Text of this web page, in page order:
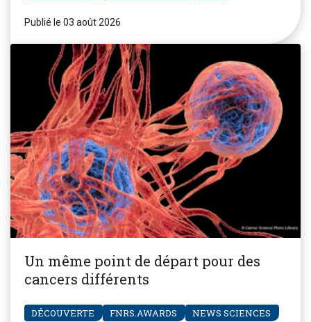
Publié le 03 août 2026
Un même point de départ pour des
cancers différents
DÉCOUVERTE FNRS.AWARDS NEWS SCIENCES